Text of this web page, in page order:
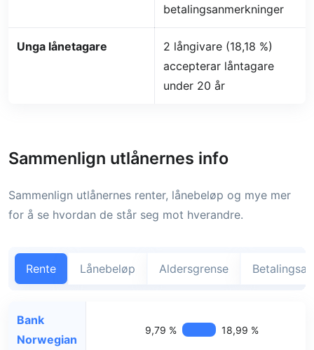
betalingsanmerkninger
Unga lånetagare
2 långivare (18,18 %)
accepterar låntagare
under 20 år
Sammenlign utlånernes info
Sammenlign utlånernes renter, lånebeløp og mye mer
for å se hvordan de står seg mot hverandre.
Rente Lånebeløp Aldersgrense
Bank
Norwegian
9,79 % 18,99 %